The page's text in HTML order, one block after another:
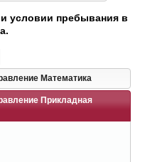
условии пребывания в
Математика
Прикладная